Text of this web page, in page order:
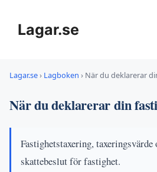
innehållLagar.se
Lagar.se› Lagboken › När du deklarerar
När du deklarerar din
Fastighetstaxering, taxeringsvärde
skattebeslut för fastighet.